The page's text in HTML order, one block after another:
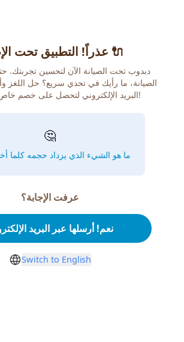
عذراً! التطبيق تحت الإصلاح 🔌
دبدوب تحت الصيانة الآن لتحسين تجربتك.
الصيانة، ما رأيك في تحدي سريع؟ حل اللغز
البريد الإلكتروني لتحصل على خصم خاص من دبدوب!
🤔
ما هو الشيء الذي يزداد حجمه كلما
عرفت الإجابة؟
نعم! أرسلها عبر البريد
Switch to English